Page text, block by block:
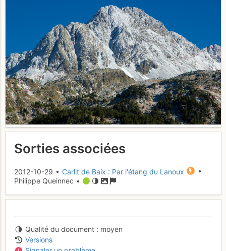
Sorties associées
2012-10-29 • Carlit de Baix : Par l'étang du Lanoux
•
Philippe Queinnec •
Qualité du document
moyen
Versions